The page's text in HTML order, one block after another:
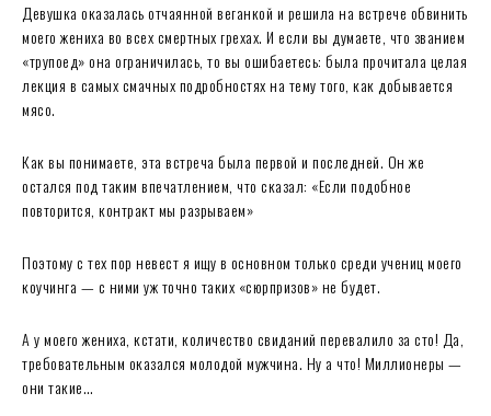
Девушка оказалась отчаянной веганкой и решила на встрече обвинить
моего жениха во всех смертных грехах. И если вы думаете, что званием
«трупоед» она ограничилась, то вы ошибаетесь: была прочитала целая
лекция в самых смачных подробностях на тему того, как добывается
мясо.
Как вы понимаете, эта встреча была первой и последней. Он же
остался под таким впечатлением, что сказал: «Если подобное
повторится, контракт мы разрываем»
Поэтому с тех пор невест я ищу в основном только среди учениц моего
коучинга — с ними уж точно таких «сюрпризов» не будет.
А у моего жениха, кстати, количество свиданий перевалило за сто! Да,
требовательным оказался молодой мужчина. Ну а что! Миллионеры —
они такие…